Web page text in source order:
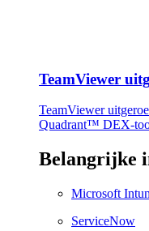
TeamViewer
TeamViewer
Quadrant™ DEX-
Belangrijke
Microsoft
ServiceNow